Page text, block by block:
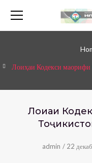
Лоиҳаи Кодекси
Лоиҳаи
admin / 22